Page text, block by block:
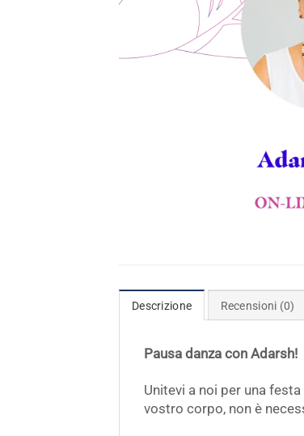
Descrizione Recensioni (0)
Pausa danza con Adarsh!
Unitevi a noi per una
vostro corpo, non è